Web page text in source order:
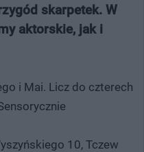
skarpetek. W
aktorskie, jak i
i Mai. Licz do czterech
10, Tczew